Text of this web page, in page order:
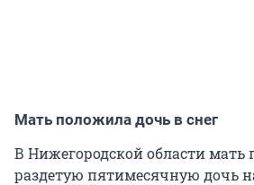
Мать положила дочь в снег
В Нижегородской области мать
раздетую пятимесячную дочь